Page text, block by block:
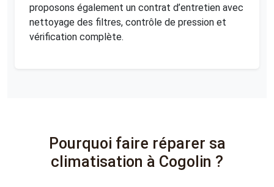
proposons également un contrat d’entretien avec
nettoyage des filtres, contrôle de pression et
vérification complète.
Pourquoi faire réparer sa
climatisation à Cogolin ?